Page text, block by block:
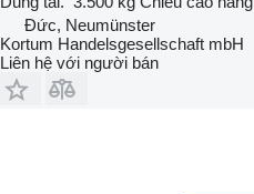
Đức, Neumünster
Kortum Handelsgesellschaft mbH
Liên hệ với người bán